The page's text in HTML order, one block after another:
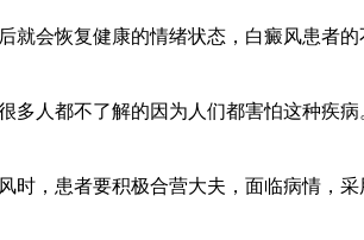
会恢复健康的情绪状态，白癜风患者
人都不了解的因为人们都害怕这种疾
，患者要积极合营大夫，面临病情，